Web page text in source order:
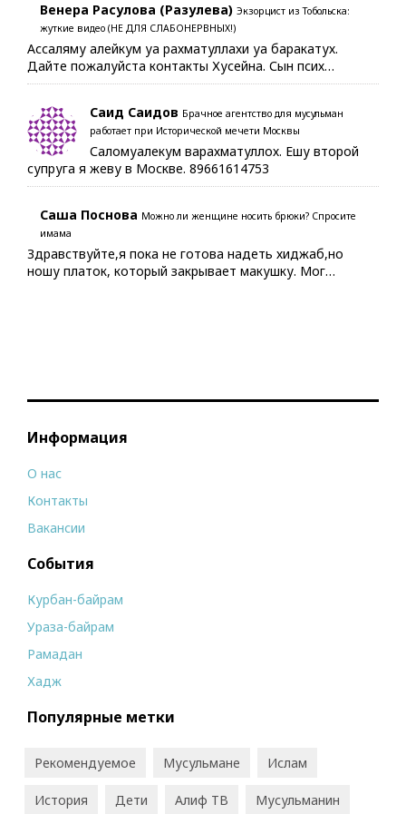
Венера Расулова (Разулева) Экзорцист из Тобольска:
жуткие видео (НЕ ДЛЯ СЛАБОНЕРВНЫХ!)
Ассаляму алейкум уа рахматуллахи уа баракатух.
Дайте пожалуйста контакты Хусейна. Сын псих…
Саид Саидов Брачное агентство для мусульман
работает при Исторической мечети Москвы
Саломуалекум варахматуллох. Ешу второй
супруга я жеву в Москве. 89661614753
Саша Поснова Можно ли женщине носить брюки? Спросите
имама
Здравствуйте,я пока не готова надеть хиджаб,но
ношу платок, который закрывает макушку. Мог…
Информация
О нас
Контакты
Вакансии
События
Курбан-байрам
Ураза-байрам
Рамадан
Хадж
Популярные метки
Рекомендуемое Мусульмане Ислам
История Дети Алиф ТВ Мусульманин